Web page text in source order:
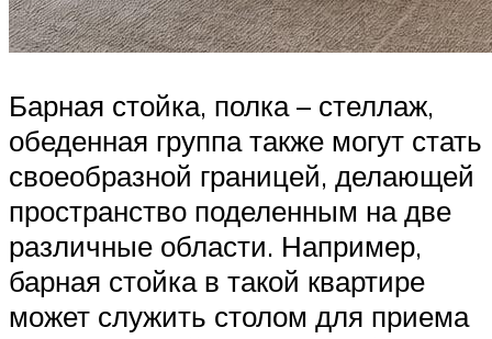
Барная стойка, полка – стеллаж,
обеденная группа также могут стать
своеобразной границей, делающей
пространство поделенным на две
различные области. Например,
барная стойка в такой квартире
может служить столом для приема